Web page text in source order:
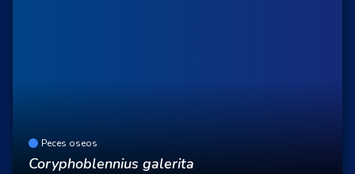
Peces oseos
Coryphoblennius galerita